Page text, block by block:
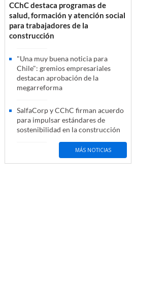
CChC destaca programas de
salud, formación y atención social
para trabajadores de la
construcción
"Una muy buena noticia para
Chile": gremios empresariales
destacan aprobación de la
megarreforma
SalfaCorp y CChC firman acuerdo
para impulsar estándares de
sostenibilidad en la construcción
MÁS NOTICIAS